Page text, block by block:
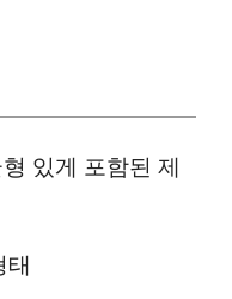
있게 포함된 제
태